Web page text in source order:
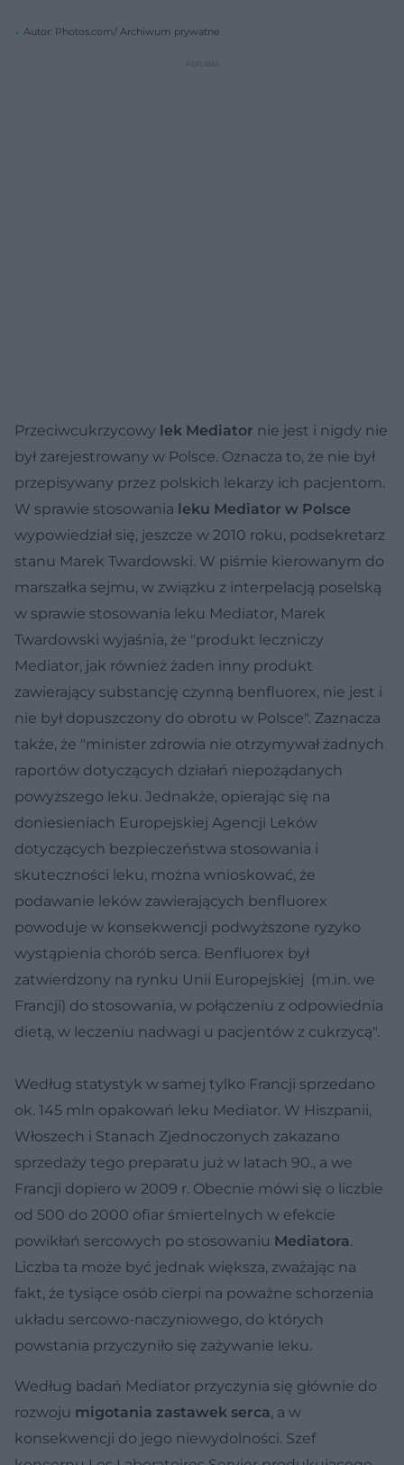
Autor: Photos.com/ Archiwum prywatne
Przeciwcukrzycowy lek Mediator nie jest i nigdy nie
był zarejestrowany w Polsce. Oznacza to, że nie był
przepisywany przez polskich lekarzy ich pacjentom.
W sprawie stosowania leku Mediator w Polsce
wypowiedział się, jeszcze w 2010 roku, podsekretarz
stanu Marek Twardowski. W piśmie kierowanym do
marszałka sejmu, w związku z interpelacją poselską
w sprawie stosowania leku Mediator, Marek
Twardowski wyjaśnia, że "produkt leczniczy
Mediator, jak również żaden inny produkt
zawierający substancję czynną benfluorex, nie jest i
nie był dopuszczony do obrotu w Polsce". Zaznacza
także, że "minister zdrowia nie otrzymywał żadnych
raportów dotyczących działań niepożądanych
powyższego leku. Jednakże, opierając się na
doniesieniach Europejskiej Agencji Leków
dotyczących bezpieczeństwa stosowania i
skuteczności leku, można wnioskować, że
podawanie leków zawierających benfluorex
powoduje w konsekwencji podwyższone ryzyko
wystąpienia chorób serca. Benfluorex był
zatwierdzony na rynku Unii Europejskiej (m.in. we
Francji) do stosowania, w połączeniu z odpowiednia
dietą, w leczeniu nadwagi u pacjentów z cukrzycą".
Według statystyk w samej tylko Francji sprzedano
ok. 145 mln opakowań leku Mediator. W Hiszpanii,
Włoszech i Stanach Zjednoczonych zakazano
sprzedaży tego preparatu już w latach 90., a we
Francji dopiero w 2009 r. Obecnie mówi się o liczbie
od 500 do 2000 ofiar śmiertelnych w efekcie
powikłań sercowych po stosowaniu Mediatora.
Liczba ta może być jednak większa, zważając na
fakt, że tysiące osób cierpi na poważne schorzenia
układu sercowo-naczyniowego, do których
powstania przyczyniło się zażywanie leku.
Według badań Mediator przyczynia się głównie do
rozwoju migotania zastawek serca, a w
konsekwencji do jego niewydolności. Szef